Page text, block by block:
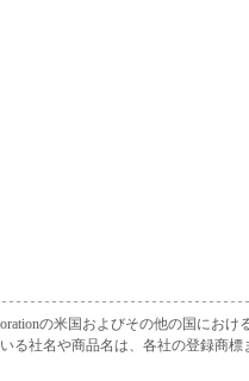
の米国およびその他の国におけ
る社名や商品名は、各社の登録商標